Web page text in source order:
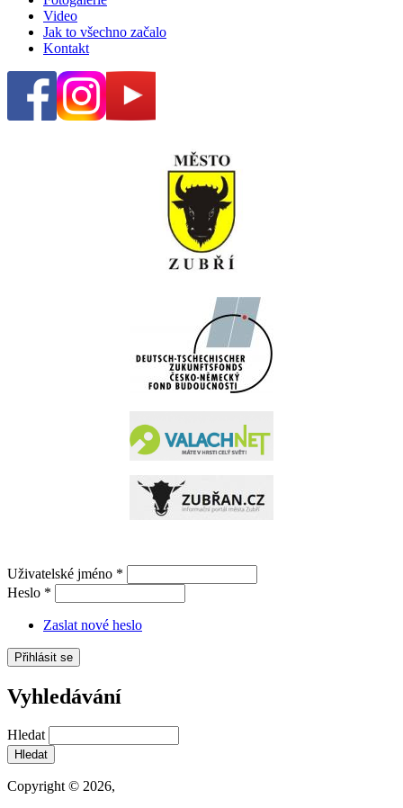
Video
Jak to všechno začalo
Kontakt
Uživatelské jméno *
Heslo *
Zaslat nové heslo
Vyhledávání
Hledat
Copyright © 2026,